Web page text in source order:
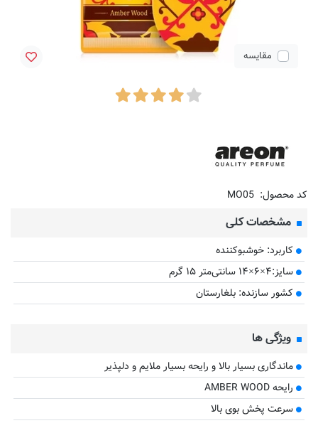
مقایسه
کد محصول: MO05
مشخصات کلی
کاربرد: خوشبوکننده
سایز:۴×۶×۱۴ سانتی‌متر ۱۵ گرم
کشور سازنده: بلغارستان
ویژگی ها
ماندگاری بسیار بالا و رایحه بسیار ملایم و دلپذیر
رایحه AMBER WOOD
سرعت پخش بوی بالا